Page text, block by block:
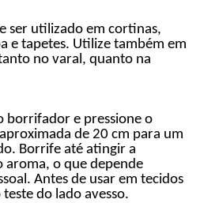
ser utilizado em cortinas,
e tapetes. Utilize também em
no varal, quanto na
borrifador e pressione o
de 20 cm para um
Borrife até atingir a
aroma, o que depende
Antes de usar em tecidos
do lado avesso.